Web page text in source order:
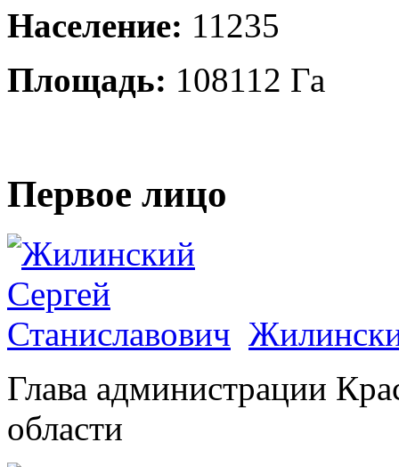
Население: 11235
Площадь: 108112 Га
Первое лицо
Глава администрации
области